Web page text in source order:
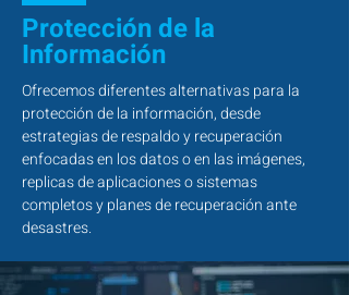
Protección de la
Información
Ofrecemos diferentes alternativas para la
protección de la información, desde
estrategias de respaldo y recuperación
enfocadas en los datos o en las imágenes,
replicas de aplicaciones o sistemas
completos y planes de recuperación ante
desastres.